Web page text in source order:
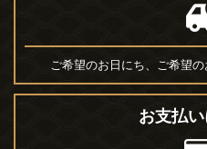
ご希望のお日にち、ご希望の
お支払